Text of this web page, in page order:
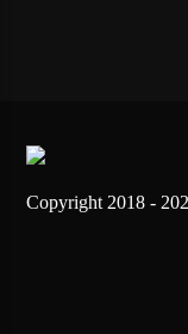
Copyright 2018 -